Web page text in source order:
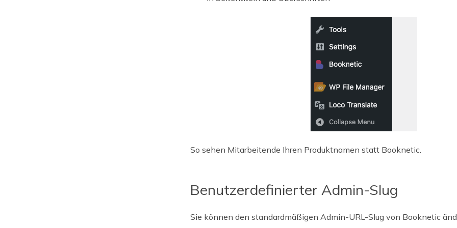
So sehen Mitarbeitende Ihren Produktnamen statt Booknetic.
Benutzerdefinierter Admin-Slug
Sie können den standardmäßigen Admin-URL-Slug von Booknetic